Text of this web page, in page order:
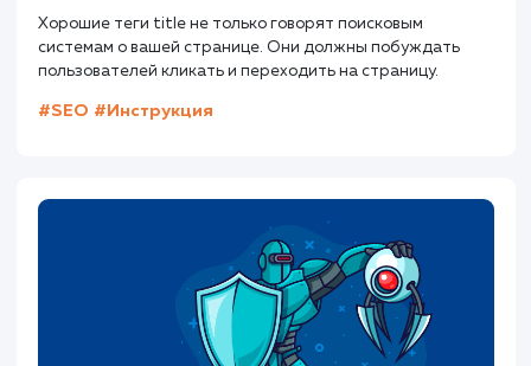
Как проверить, правильно ли
мои URL?Используйте инструменты для
мастеров, такие как Google Search Console,
анализа структуры URL вашего сайта.
потери рейтинга?Да, но следует
301-е перенаправление, чтобы сохранить